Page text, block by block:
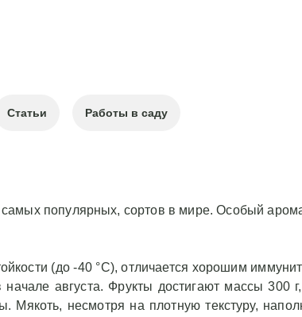
Статьи Работы в саду
популярных, сортов в мире. Особый
(до -40 °C), отличается хорошим
августа. Фрукты достигают массы 300
Мякоть, несмотря на плотную текстуру,